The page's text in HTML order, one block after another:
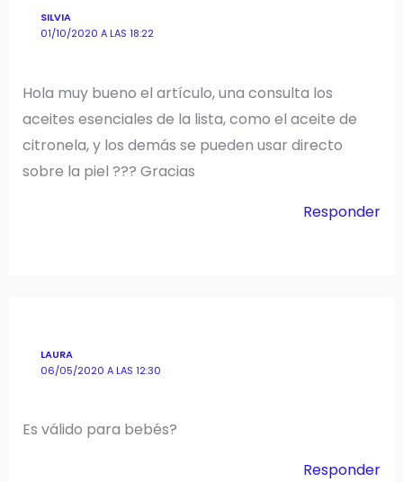
SILVIA
01/10/2020 A LAS 18:22
Hola muy bueno el artículo, una consulta los
aceites esenciales de la lista, como el aceite de
citronela, y los demás se pueden usar directo
sobre la piel ??? Gracias
Responder
LAURA
06/05/2020 A LAS 12:30
Es válido para bebés?
Responder